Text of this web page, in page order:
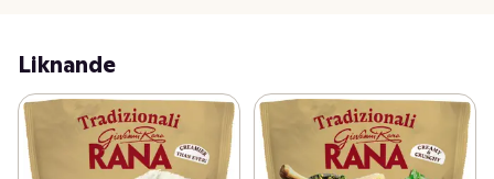
Liknande